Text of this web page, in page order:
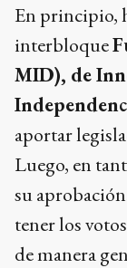
En principio,
interbloque
MID), de
aportar
Luego, en
su
tener los
de manera